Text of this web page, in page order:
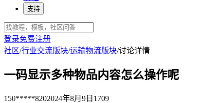
支持
登录免费注册
社区/行业交流版块/运输物流版块/讨论详情
一码显示多种物品内容怎么操作呢
150*****8202024年8月9日 1709